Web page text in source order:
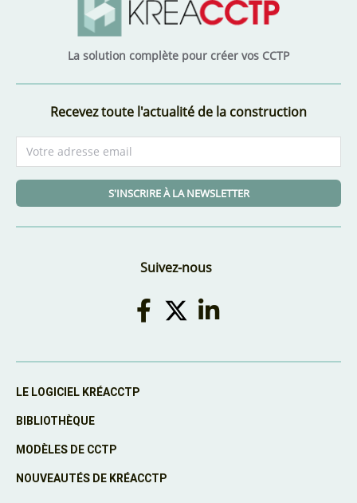
La solution complète pour créer vos CCTP
Recevez toute l'actualité de la construction
S'INSCRIRE À LA NEWSLETTER
Suivez-nous
LE LOGICIEL KRÉACCTP
BIBLIOTHÈQUE
MODÈLES DE CCTP
NOUVEAUTÉS DE KRÉACCTP